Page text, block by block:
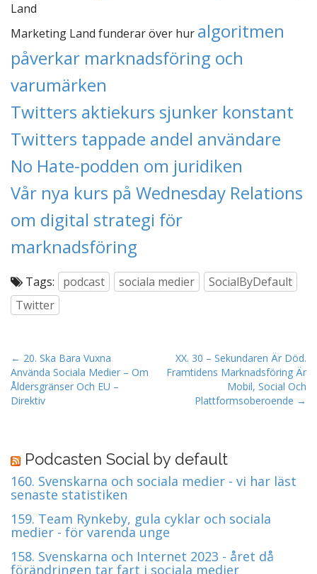
Land
Marketing Land funderar över hur algoritmen
påverkar marknadsföring och
varumärken
Twitters aktiekurs sjunker konstant
Twitters tappade andel användare
No Hate-podden om juridiken
Vår nya kurs på Wednesday Relations
om digital strategi för
marknadsföring
Tags: podcast sociala medier
SocialByDefault
Twitter
P
o
s
a
v
i
a
t
i
← 20. Ska Bara Vuxna
Använda Sociala Medier – Om
Åldersgränser Och EU –
Direktiv
XX. 30 – Sekundaren Är Död.
Framtidens Marknadsföring Är
Mobil, Social Och
Plattformsoberoende →
Podcasten Social by default
160. Svenskarna och sociala medier - vi har läst
senaste statistiken
159. Team Rynkeby, gula cyklar och sociala
medier - för varenda unge
158. Svenskarna och Internet 2023 - året då
förändringen tar fart i sociala medier